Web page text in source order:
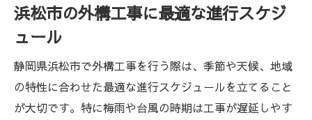
浜松市の外構工事に最適な進行スケジ
ュール
静岡県浜松市で外構工事を行う際は、季節や天候、地域
の特性に合わせた最適な進行スケジュールを立てること
が大切です。特に梅雨や台風の時期は工事が遅延しやす